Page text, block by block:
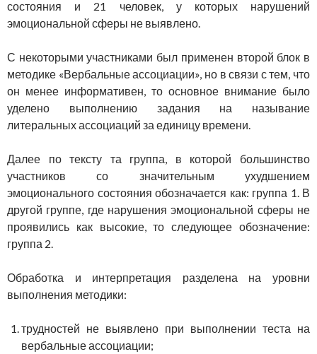
состояния и 21 человек, у которых нарушений
эмоциональной сферы не выявлено.
С некоторыми участниками был применен второй блок в
методике «Вербальные ассоциации», но в связи с тем, что
он менее информативен, то основное внимание было
уделено выполнению задания на называние
литеральных ассоциаций за единицу времени.
Далее по тексту та группа, в которой большинство
участников со значительным ухудшением
эмоционального состояния обозначается как: группа 1. В
другой группе, где нарушения эмоциональной сферы не
проявились как высокие, то следующее обозначение:
группа 2.
Обработка и интерпретация разделена на уровни
выполнения методики:
трудностей не выявлено при выполнении теста на
вербальные ассоциации;